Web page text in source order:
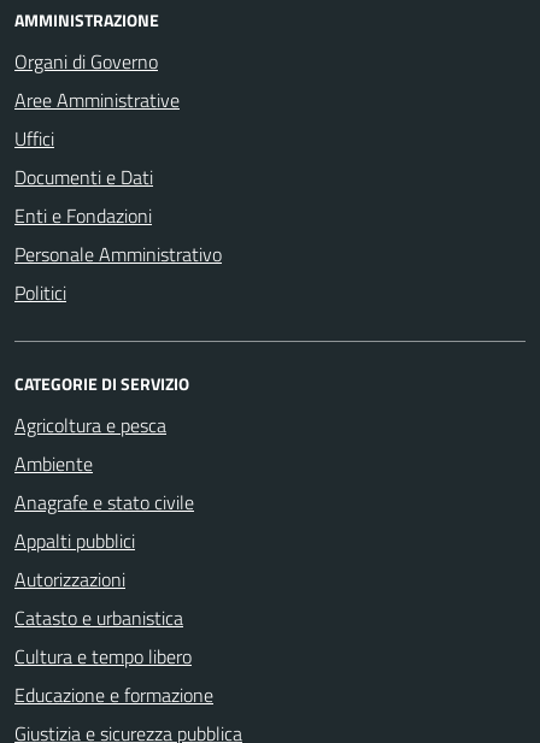
AMMINISTRAZIONE
Organi di Governo
Aree Amministrative
Uffici
Documenti e Dati
Enti e Fondazioni
Personale Amministrativo
Politici
CATEGORIE DI SERVIZIO
Agricoltura e pesca
Ambiente
Anagrafe e stato civile
Appalti pubblici
Autorizzazioni
Catasto e urbanistica
Cultura e tempo libero
Educazione e formazione
Giustizia e sicurezza pubblica